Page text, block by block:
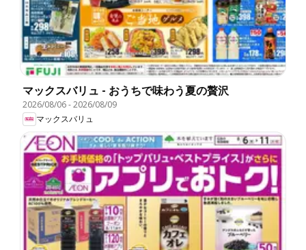
マックスバリュ - おうちで味わう夏の贅沢
2026/08/06-2026/08/09
マックスバリュ